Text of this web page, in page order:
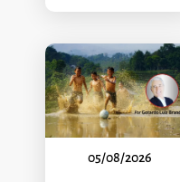
05/08/2026